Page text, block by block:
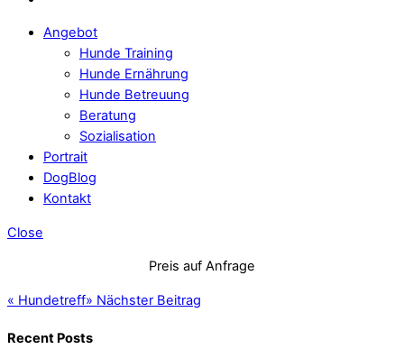
Angebot
Hunde Training
Hunde Ernährung
Hunde Betreuung
Beratung
Sozialisation
Portrait
DogBlog
Kontakt
Close
Preis auf Anfrage
« Hundetreff» Nächster Beitrag
Recent Posts